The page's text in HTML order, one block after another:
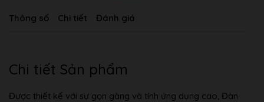
Thông số Chi tiết Đánh giá
Chi tiết Sản phẩm
Được thiết kế với sự gọn gàng và tính ứng dụng cao, Đàn